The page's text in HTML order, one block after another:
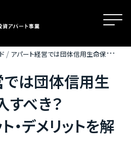
ホーム
が選ばれる理由
アパート経営では団体信用生命保険
では団体信用生
べき？
・デメリットを解